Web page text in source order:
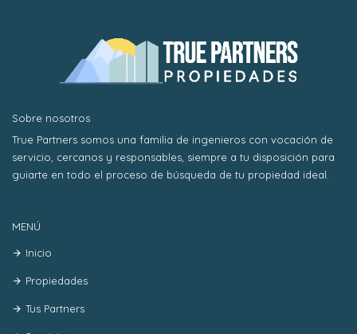
Sobre nosotros
True Partners somos una familia de ingenieros con vocación de
servicio, cercanos y responsables, siempre a tu disposición para
guiarte en todo el proceso de búsqueda de tu propiedad ideal.
MENÚ
Inicio
Propiedades
Tus Partners